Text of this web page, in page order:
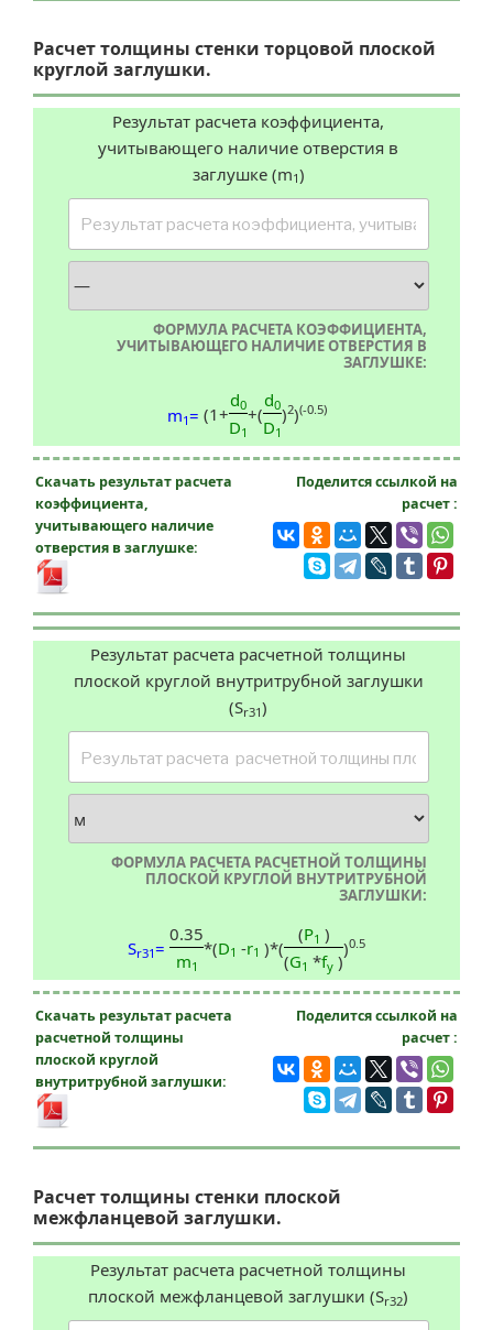
Расчет толщины стенки торцовой плоской
круглой заглушки.
Результат расчета коэффициента,
учитывающего наличие отверстия в
заглушке (m1)
ФОРМУЛА РАСЧЕТА КОЭФФИЦИЕНТА,
УЧИТЫВАЮЩЕГО НАЛИЧИЕ ОТВЕРСТИЯ В
ЗАГЛУШКЕ:
m1= (1+
d0
D1
+(
d0
D1
)2)(-0.5)
Скачать результат расчета
коэффициента,
учитывающего наличие
отверстия в заглушке:
Поделится ссылкой на
расчет :
Результат расчета расчетной толщины
плоской круглой внутритрубной заглушки
(Sr31)
ФОРМУЛА РАСЧЕТА РАСЧЕТНОЙ ТОЛЩИНЫ
ПЛОСКОЙ КРУГЛОЙ ВНУТРИТРУБНОЙ
ЗАГЛУШКИ:
Sr31=
0.35
m1
*(D1 -r1 )*(
(P1 )
(G1 *fy )
)0.5
Скачать результат расчета
расчетной толщины
плоской круглой
внутритрубной заглушки:
Поделится ссылкой на
расчет :
Расчет толщины стенки плоской
межфланцевой заглушки.
Результат расчета расчетной толщины
плоской межфланцевой заглушки (Sr32)